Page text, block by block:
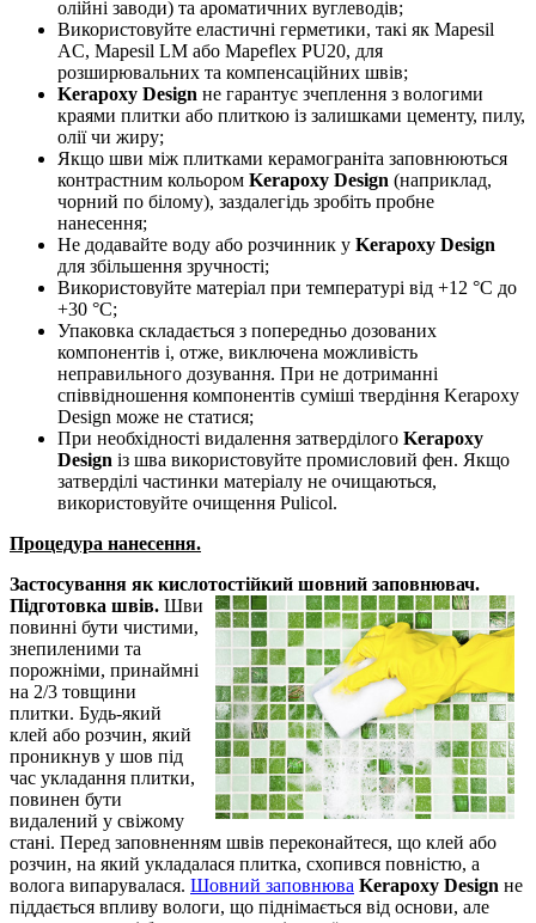
олійні заводи) та ароматичних вуглеводів;
Використовуйте еластичні герметики, такі як Mapesil
AC, Mapesil LM або Mapeflex PU20, для
розширювальних та компенсаційних швів;
Kerapoxy Design не гарантує зчеплення з вологими
краями плитки або плиткою із залишками цементу, пилу,
олії чи жиру;
Якщо шви між плитками керамограніта заповнюються
контрастним кольором Kerapoxy Design (наприклад,
чорний по білому), заздалегідь зробіть пробне
нанесення;
Не додавайте воду або розчинник у Kerapoxy Design
для збільшення зручності;
Використовуйте матеріал при температурі від +12 °С до
+30 °С;
Упаковка складається з попередньо дозованих
компонентів і, отже, виключена можливість
неправильного дозування. При не дотриманні
співвідношення компонентів суміші твердіння Kerapoxy
Design може не статися;
При необхідності видалення затверділого Kerapoxy
Design із шва використовуйте промисловий фен. Якщо
затверділі частинки матеріалу не очищаються,
використовуйте очищення Pulicol.
Процедура нанесення.
Застосування як кислотостійкий шовний заповнювач.
Підготовка швів. Шви
повинні бути чистими,
знепиленими та
порожніми, принаймні
на 2/3 товщини
плитки. Будь-який
клей або розчин, який
проникнув у шов під
час укладання плитки,
повинен бути
видалений у свіжому
стані. Перед заповненням швів переконайтеся, що клей або
розчин, на який укладалася плитка, схопився повністю, а
волога випарувалася. Шовний заповнюва Kerapoxy Design не
піддається впливу вологи, що піднімається від основи, але